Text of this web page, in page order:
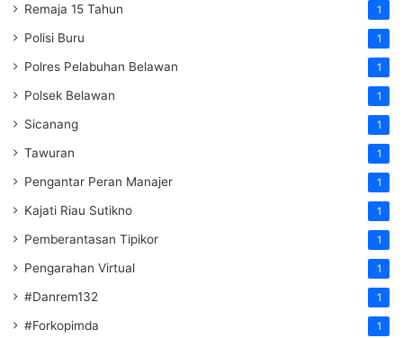
Remaja 15 Tahun 1
Polisi Buru 1
Polres Pelabuhan Belawan 1
Polsek Belawan 1
Sicanang 1
Tawuran 1
Pengantar Peran Manajer 1
Kajati Riau Sutikno 1
Pemberantasan Tipikor 1
Pengarahan Virtual 1
#Danrem132 1
#Forkopimda 1